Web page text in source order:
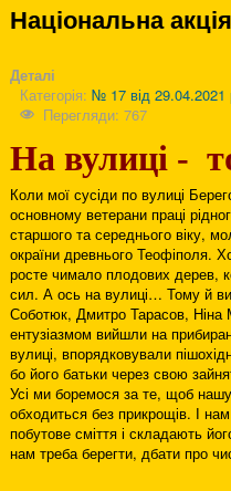
Національна
Деталі
Категорія: № 17 від 29.04.2021
Перегляди: 767
На вулиці -
Коли мої сусіди по вулиці
основному ветерани праці
старшого та середнього віку,
окраїни древнього Теофіполя.
росте чимало плодових дерев,
сил. А ось на вулиці… Тому й
Соботюк, Дмитро Тарасов,
ентузіазмом вийшли на
вулиці, впорядковували
бо його батьки через свою
Усі ми боремося за те, щоб
обходиться без прикрощів. І
побутове сміття і складають
нам треба берегти, дбати про